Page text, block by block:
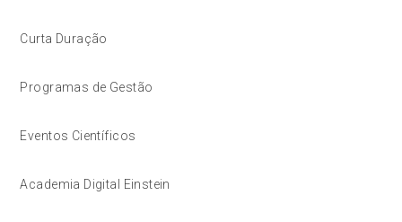
Curta Duração
Programas de Gestão
Eventos Científicos
Academia Digital Einstein